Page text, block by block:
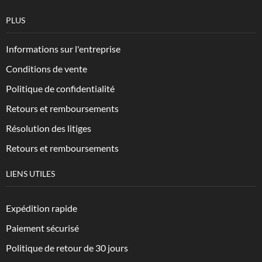
PLUS
Informations sur l'entreprise
Conditions de vente
Politique de confidentialité
Retours et remboursements
Résolution des litiges
Retours et remboursements
LIENS UTILES
Expédition rapide
Paiement sécurisé
Politique de retour de 30 jours